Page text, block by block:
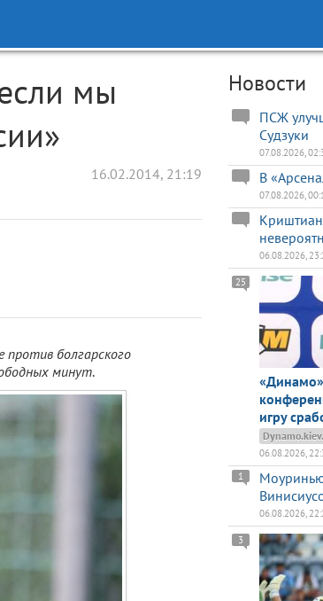
мы
16.02.2014, 21:19
против болгарского
минут.
Новости
ПСЖ
Судзуки
07.08.2026,
В
07.08.2026,
06.08.2026,
игру
25
06.08.2026,
Моуринью
1
06.08.2026,
3